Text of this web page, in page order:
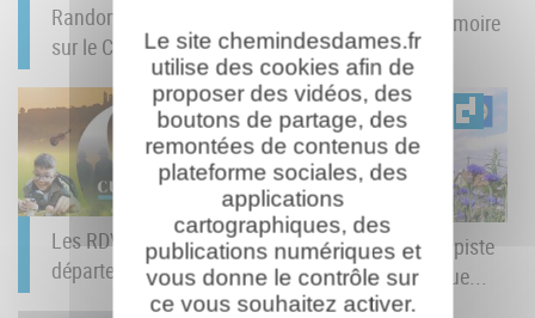
Randonnée nocturne
sur le Chemin des...
Le Carnet de la Mémoire
du Chemin des...
Les RDV Culturels du
département : juin à...
Baludik : un jeu de piste
numérique débarque...
Le site chemindesdames.fr
utilise des cookies afin de
proposer des vidéos, des
boutons de partage, des
remontées de contenus de
plateforme sociales, des
applications
cartographiques, des
publications numériques et
vous donne le contrôle sur
ce vous souhaitez activer.